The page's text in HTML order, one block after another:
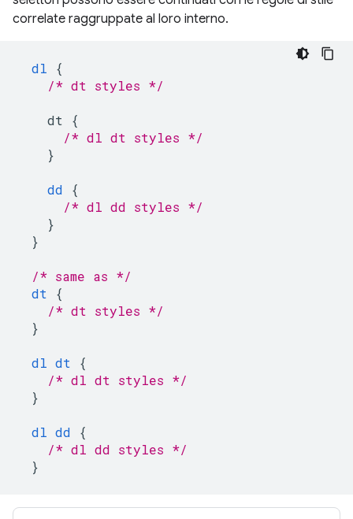
correlate raggruppate al loro interno.
dl
{
/* dt styles */
dt
{
/* dl dt styles */
}
dd
{
/* dl dd styles */
}
}
/* same as */
dt
{
/* dt styles */
}
dl dt
{
/* dl dt styles */
}
dl dd
{
/* dl dd styles */
}